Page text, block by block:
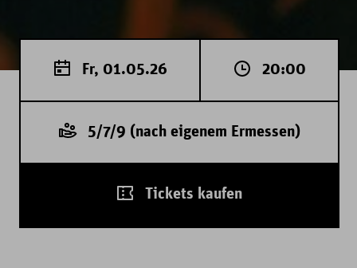
Fr, 01.05.26 20:00
5/7/9 (nach eigenem Ermessen)
Tickets kaufen